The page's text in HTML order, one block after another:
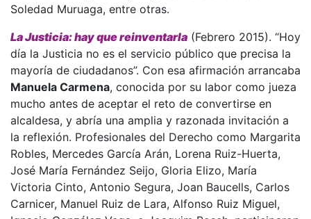
Soledad Muruaga, entre otras.
La Justicia: hay que reinventarla (Febrero 2015). “Hoy
día la Justicia no es el servicio público que precisa la
mayoría de ciudadanos”. Con esa afirmación arrancaba
Manuela Carmena, conocida por su labor como jueza
mucho antes de aceptar el reto de convertirse en
alcaldesa, y abría una amplia y razonada invitación a
la reflexión. Profesionales del Derecho como Margarita
Robles, Mercedes García Arán, Lorena Ruiz-Huerta,
José María Fernández Seijo, Gloria Elizo, María
Victoria Cinto, Antonio Segura, Joan Baucells, Carlos
Carnicer, Manuel Ruiz de Lara, Alfonso Ruiz Miguel,